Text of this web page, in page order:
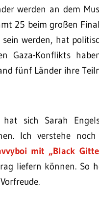
werden an dem
25 beim großen
werden, hat
Gaza-Konflikts
fünf Länder ihre
hat sich Sarah
Ich verstehe
mit „Black
liefern können. So